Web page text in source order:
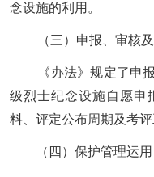
念设施的利用 。
（三） 申报、审核
《办法》规定了申
级烈士纪念设施自愿申
料、评定公布周期及考评
（四）保护管理运用